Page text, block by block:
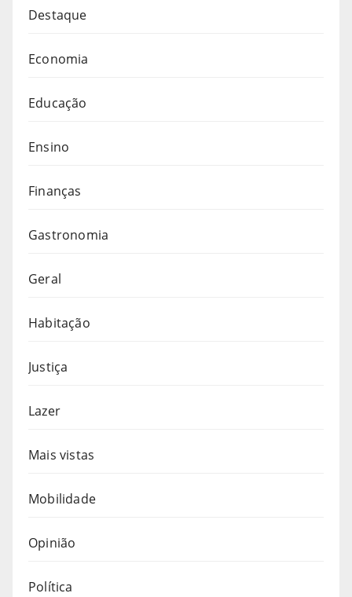
Destaque
Economia
Educação
Ensino
Finanças
Gastronomia
Geral
Habitação
Justiça
Lazer
Mais vistas
Mobilidade
Opinião
Política